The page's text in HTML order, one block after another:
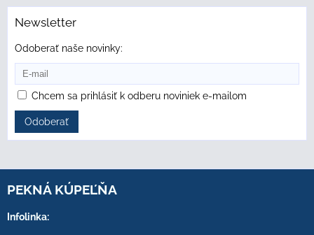
Newsletter
Odoberať naše novinky:
Chcem sa prihlásiť k odberu noviniek e-mailom
Odoberať
PEKNÁ KÚPEĽŇA
Infolinka: